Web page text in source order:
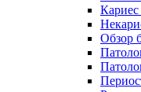
Обзор